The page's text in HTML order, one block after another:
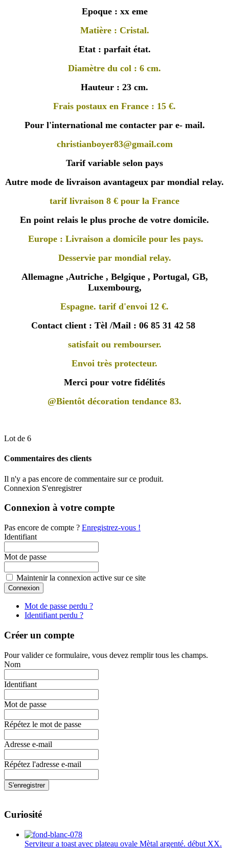
Epoque : xx eme
Matière : Cristal.
Etat : parfait état.
Diamètre du col : 6 cm.
Hauteur : 23 cm.
Frais postaux en France : 15 €.
Pour l'international me contacter par e- mail.
christianboyer83@gmail.com
Tarif variable selon pays
Autre mode de livraison avantageux par mondial relay.
tarif livraison 8 € pour la France
En point relais le plus proche de votre domicile.
Europe : Livraison a domicile pour les pays.
Desservie par mondial relay.
Allemagne ,Autriche , Belgique , Portugal, GB,
Luxembourg,
Espagne. tarif d'envoi 12 €.
Contact client : Tèl /Mail : 06 85 31 42 58
satisfait ou rembourser.
Envoi très protecteur.
Merci pour votre fidélités
@Bientôt décoration tendance 83.
Lot de 6
Commentaires des clients
Il n'y a pas encore de commentaire sur ce produit.
Connexion S'enregistrer
Connexion à votre compte
Pas encore de compte ? Enregistrez-vous !
Identifiant
Mot de passe
Maintenir la connexion active sur ce site
Mot de passe perdu ?
Identifiant perdu ?
Créer un compte
Pour valider ce formulaire, vous devez remplir tous les champs.
Nom
Identifiant
Mot de passe
Répétez le mot de passe
Adresse e-mail
Répétez l'adresse e-mail
S'enregistrer
Curiosité
Serviteur a toast avec plateau ovale Mètal argenté. début XX.